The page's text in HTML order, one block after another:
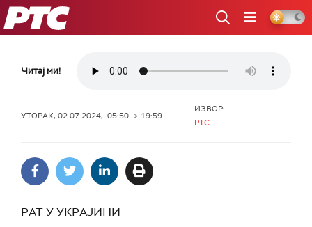
РТС
Читај ми!
УТОРАК, 02.07.2024, 05:50 -> 19:59
ИЗВОР:
РТС
РАТ У УКРАЈИНИ